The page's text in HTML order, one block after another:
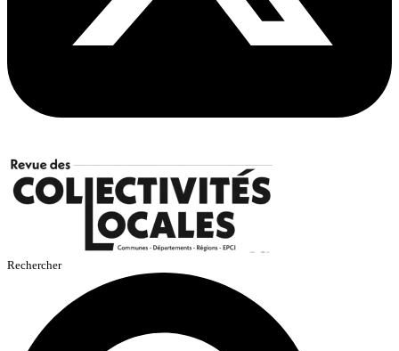
Rechercher